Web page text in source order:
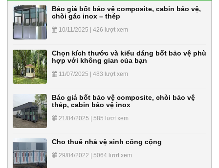
Báo giá bốt bảo vệ composite, cabin bảo vệ,
chòi gác inox – thép
10/11/2025 | 426 lượt xem
Chọn kích thước và kiểu dáng bốt bảo vệ phù
hợp với không gian của bạn
11/07/2025 | 483 lượt xem
Báo giá bốt bảo vệ composite, chòi bảo vệ
thép, cabin bảo vệ inox
21/04/2025 | 585 lượt xem
Cho thuê nhà vệ sinh công cộng
29/04/2022 | 5064 lượt xem